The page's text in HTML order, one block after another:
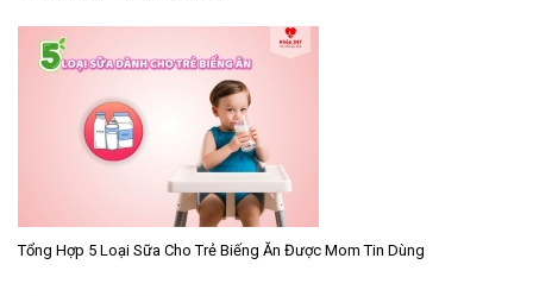
Tổng Hợp 5 Loại Sữa Cho Trẻ Biếng Ăn Được Mom Tin Dùng